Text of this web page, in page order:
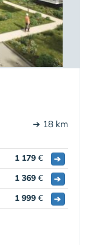
➔ 18 km
1 179 €
➔
1 369 €
➔
1 999 € ➔